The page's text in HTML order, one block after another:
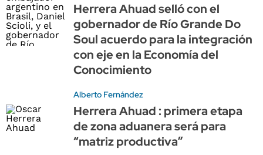
Herrera Ahuad selló con el
gobernador de Río Grande Do
Soul acuerdo para la integración
con eje en la Economía del
Conocimiento
Alberto Fernández
Herrera Ahuad : primera etapa
de zona aduanera será para
“matriz productiva”